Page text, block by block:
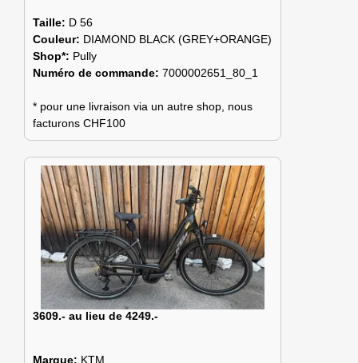
Taille: D 56
Couleur: DIAMOND BLACK (GREY+ORANGE)
Shop*: Pully
Numéro de commande: 7000002651_80_1
* pour une livraison via un autre shop, nous
facturons CHF100
3609.- au lieu de 4249.-
Marque: KTM